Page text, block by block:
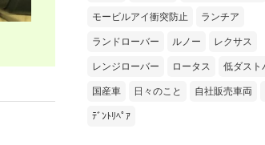
モービルアイ衝突防止 ランチア
ランドローバー ルノー レクサス
レンジローバー ロータス 低ダスト
国産車 日々のこと 自社販売車両
ﾃﾞﾝﾄﾘﾍﾟｱ